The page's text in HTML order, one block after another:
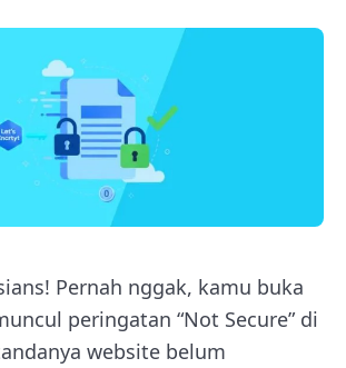
Pernah nggak, kamu buka
peringatan “Not Secure” di
website belum